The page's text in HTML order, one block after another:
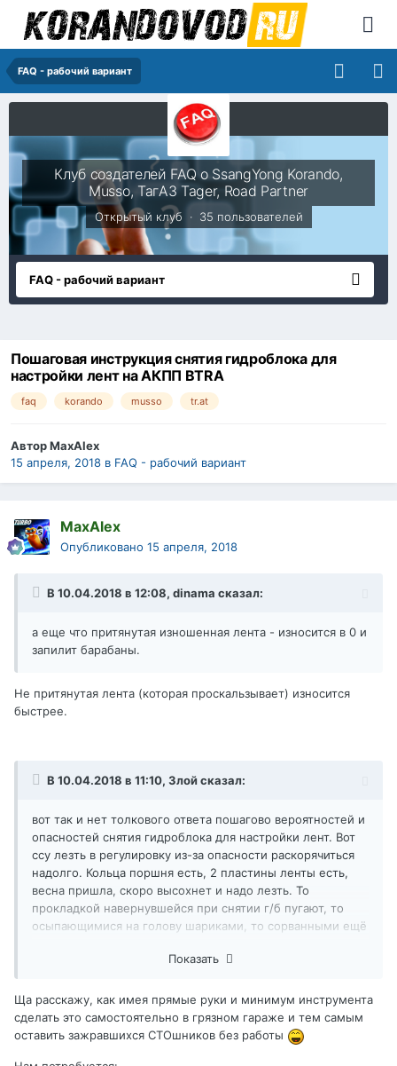
FAQ - рабочий вариант
Клуб создателей FAQ о SsangYong Korando,
Musso, ТагАЗ Tager, Road Partner
Открытый клуб · 35 пользователей
FAQ - рабочий вариант
Пошаговая инструкция снятия гидроблока для
настройки лент на АКПП BTRA
faq korando musso tr.at
АвторMaxAlex
15 апреля, 2018 в FAQ - рабочий вариант
MaxAlex
Опубликовано 15 апреля, 2018
В 10.04.2018 в 12:08, dinama сказал:
а еще что притянутая изношенная лента - износится в 0 и
запилит барабаны.
Не притянутая лента (которая проскальзывает) износится
быстрее.
В 10.04.2018 в 11:10, Злойсказал:
вот так и нет толкового ответа пошагово вероятностей и
опасностей снятия гидроблока для настройки лент. Вот
ссу лезть в регулировку из-за опасности раскорячиться
надолго. Кольца поршня есть, 2 пластины ленты есть,
весна пришла, скоро высохнет и надо лезть. То
прокладкой навернувшейся при снятии г/б пугают, то
осыпающимися на голову шариками, то сорванными ещё
Показать
Ща расскажу, как имея прямые руки и минимум инструмента
сделать это самостоятельно в грязном гараже и тем самым
оставить зажравшихся СТОшников без работы